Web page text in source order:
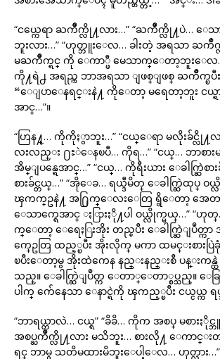
“ငယ္ကေရာ ႀကိဳက္လို႔လား…” “ႀကိဳက္လို႔ပဲ…
ဘူးလား…” “ဟုတ္ဘူးေလ… ခါးတဲ့ အရသာ ႀကိဳ
မႀကိဳက္ရင္ ကို ေကာ္ဖီ မေသာက္ေတာ့ဘူးေလ
ကို႔ရဲ႕ အရည္က ဘာအရသာ ျဖစ္ျဖစ္ ႀကိဳက္ၿပီး
“ေျပာေနရင္းနဲ႔ ကိုေတာ့ မရေတာ့ဘူး ငယ္ရ
အာင္…”။
“ဟြန႔္… ကိုကိုႏွာဘူး…” “ငယ္ေရာ မလိုးခ်င္လို႔လ
လးလည္း ႐ႊဲေနၿပီ… ကိုရ…” “ငယ္… ဘာစားမ
အိမ္ျပန္ရေအာင္…” “ငယ္… ကိုရီးယား ေခါက္ဆြဲစာ
စားခ်င္တယ္…” “အိုေခ… ရယ္ဒီမိတ္ ေခါက္ဆြဲထုပ္
ၾကက္ဥနဲ႔ အ႐ြက္ေလးေတြ ရွိေတာ့ အေတ
ေသာက္ရေအာင္ ႏြားႏို႔ပါ ဝယ္လိုက္မယ္…” “ဟု
က္ေတာ့ ေရေႏြးအိုး တည္ၿပီး ေခါက္ဆြဲျပဳတ္
က္ဥေတြ ထည့္ၿပီး အိုးလိုက္ မကာ ထမင္းစားပြဲ
ၿပီးေတာ့မွ အိုးထဲကေန နည္းနည္းစီ ပန္းကန္ထဲ
သည္။ ေခါက္ဆြဲျပဳတ္က ေတာ္ေတာ္စပ္သည္။ ေခ
ပါက္ က်ေနေသာ ေနာင္ရဲကို ၾကည့္ၿပီး ငယ္ငယ္က ရ
“ဘာရယ္တာလဲ… ငယ္ရ” “ခိခိ… ကိုက အစပ္ မစားႏိုင္
အစပ္ႀကိဳက္လို႔လား မသိဘူး… စားလို႔ ေကာင္းတ
ရင္ ဘာမွ သတိမထားမိဘူးေပါ့ေလ… ဟုတ္လား…”